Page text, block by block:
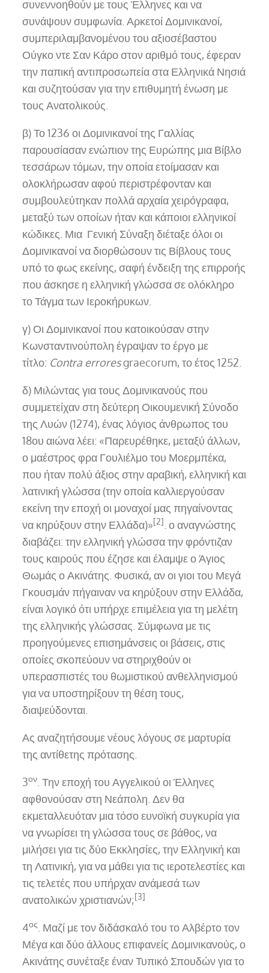
συνεννοηθούν με τους Έλληνες και να
συνάψουν συμφωνία. Αρκετοί Δομινικανοί,
συμπεριλαμβανομένου του αξιοσέβαστου
Ούγκο ντε Σαν Κάρο στον αριθμό τους, έφεραν
την παπική αντιπροσωπεία στα Ελληνικά Νησιά
και συζητούσαν για την επιθυμητή ένωση με
τους Ανατολικούς.
β) Το 1236 οι Δομινικανοί της Γαλλίας
παρουσίασαν ενώπιον της Ευρώπης μια Βίβλο
τεσσάρων τόμων, την οποία ετοίμασαν και
ολοκλήρωσαν αφού περιστρέφονταν και
συμβουλεύτηκαν πολλά αρχαία χειρόγραφα,
μεταξύ των οποίων ήταν και κάποιοι ελληνικοί
κώδικες. Μια Γενική Σύναξη διέταξε όλοι οι
Δομινικανοί να διορθώσουν τις Βίβλους τους
υπό το φως εκείνης, σαφή ένδειξη της επιρροής
που άσκησε η ελληνική γλώσσα σε ολόκληρο
το Τάγμα των Ιεροκήρυκων.
γ) Οι Δομινικανοί που κατοικούσαν στην
Κωνσταντινούπολη έγραψαν το έργο με
τίτλο: Contra erroresgraecorum, το έτος 1252.
δ) Μιλώντας για τους Δομινικανούς που
συμμετείχαν στη δεύτερη Οικουμενική Σύνοδο
της Λυών (1274), ένας λόγιος άνθρωπος του
18ου αιώνα λέει: «Παρευρέθηκε, μεταξύ άλλων,
ο μαέστρος φρα Γουλιέλμο του Μοερμπέκα,
που ήταν πολύ άξιος στην αραβική, ελληνική και
λατινική γλώσσα (την οποία καλλιεργούσαν
εκείνη την εποχή οι μοναχοί μας πηγαίνοντας
να κηρύξουν στην Ελλάδα)»[2] . ο αναγνώστης
διαβάζει: την ελληνική γλώσσα την φρόντιζαν
τους καιρούς που έζησε και έλαμψε ο Άγιος
Θωμάς ο Ακινάτης. Φυσικά, αν οι γιοι του Μεγά
Γκουσμάν πήγαιναν να κηρύξουν στην Ελλάδα,
είναι λογικό ότι υπήρχε επιμέλεια για τη μελέτη
της ελληνικής γλώσσας. Σύμφωνα με τις
προηγούμενες επισημάνσεις οι βάσεις, στις
οποίες σκοπεύουν να στηριχθούν οι
υπερασπιστές του θωμιστικού ανθελληνισμού
για να υποστηρίξουν τη θέση τους,
διαψεύδονται.
Ας αναζητήσουμε νέους λόγους σε μαρτυρία
της αντίθετης πρότασης.
3ον . Την εποχή του Αγγελικού οι Έλληνες
αφθονούσαν στη Νεάπολη. Δεν θα
εκμεταλλευόταν μια τόσο ευνοϊκή συγκυρία για
να γνωρίσει τη γλώσσα τους σε βάθος, να
μιλήσει για τις δύο Εκκλησίες, την Ελληνική και
τη Λατινική, για να μάθει για τις ιεροτελεστίες και
τις τελετές που υπήρχαν ανάμεσά των
ανατολικών χριστιανών;[3]
4ος . Μαζί με τον διδάσκαλό του το Αλβέρτο τον
Μέγα και δύο άλλους επιφανείς Δομινικανούς, ο
Ακινάτης συνέταξε έναν Τυπικό Σπουδών για το